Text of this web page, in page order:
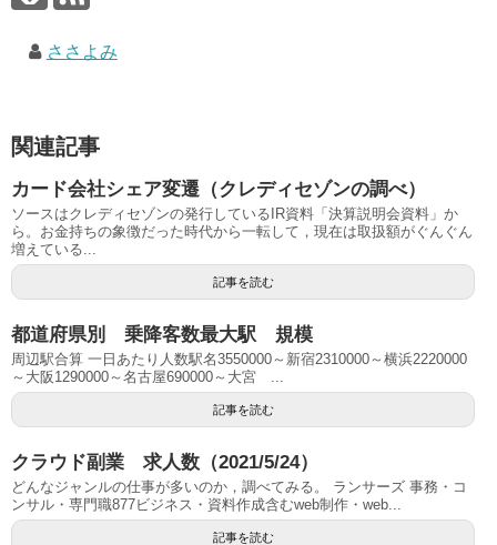
ささよみ
関連記事
カード会社シェア変遷（クレディセゾンの調べ）
ソースはクレディセゾンの発行しているIR資料「決算説明会資料」か
ら。お金持ちの象徴だった時代から一転して，現在は取扱額がぐんぐん
増えている...
記事を読む
都道府県別 乗降客数最大駅 規模
周辺駅合算 一日あたり人数駅名3550000～新宿2310000～横浜2220000
～大阪1290000～名古屋690000～大宮 ...
記事を読む
クラウド副業 求人数（2021/5/24）
どんなジャンルの仕事が多いのか，調べてみる。 ランサーズ 事務・コ
ンサル・専門職877ビジネス・資料作成含むweb制作・web...
記事を読む